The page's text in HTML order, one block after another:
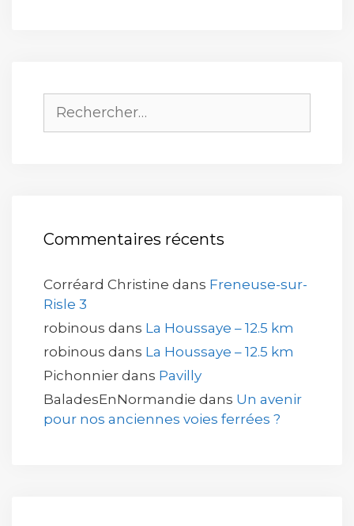
Rechercher :
Commentaires récents
Corréard Christine dans Freneuse-sur-
Risle 3
robinous dans La Houssaye – 12.5 km
robinous dans La Houssaye – 12.5 km
Pichonnier dans Pavilly
BaladesEnNormandie dans Un avenir
pour nos anciennes voies ferrées ?